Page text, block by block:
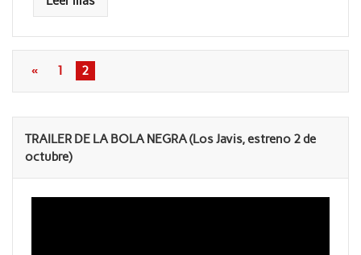
« 1 2
TRAILER DE LA BOLA NEGRA (Los Javis, estreno 2 de
octubre)
Reproductor